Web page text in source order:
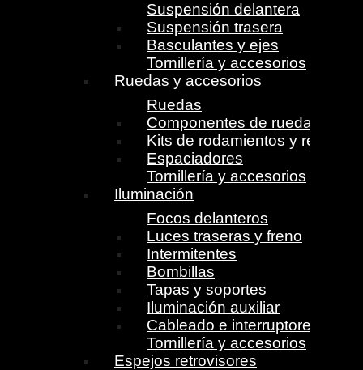
Suspensión delantera
Suspensión trasera
Basculantes y ejes
Tornillería y accesorios
Ruedas y accesorios
Ruedas
Componentes de ruedas
Kits de rodamientos y retenes
Espaciadores
Tornillería y accesorios
Iluminación
Focos delanteros
Luces traseras y freno
Intermitentes
Bombillas
Tapas y soportes
Iluminación auxiliar
Cableado e interruptores
Tornillería y accesorios
Espejos retrovisores